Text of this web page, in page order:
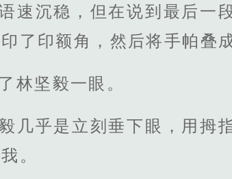
速沉稳，但在说到最后一
了印额角，然后将手帕叠
林坚毅一眼。
几乎是立刻垂下眼，用拇
。